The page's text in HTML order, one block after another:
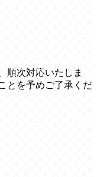
順次対応いたしま
とを予めご了承くだ